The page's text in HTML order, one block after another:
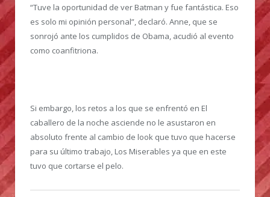
“Tuve la oportunidad de ver Batman y fue fantástica. Eso
es solo mi opinión personal”, declaró. Anne, que se
sonrojó ante los cumplidos de Obama, acudió al evento
como coanfitriona.
Si embargo, los retos a los que se enfrentó en El
caballero de la noche asciende no le asustaron en
absoluto frente al cambio de look que tuvo que hacerse
para su último trabajo, Los Miserables ya que en este
tuvo que cortarse el pelo.